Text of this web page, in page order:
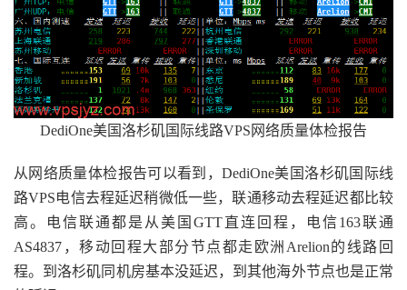
DediOne美国洛杉矶国际线路VPS网络质量体检报告
从网络质量体检报告可以看到，DediOne美国洛杉矶国际线
路VPS电信去程延迟稍微低一些，联通移动去程延迟都比较
高。电信联通都是从美国GTT直连回程，电信163联通
AS4837，移动回程大部分节点都走欧洲Arelion的线路回
程。到洛杉矶同机房基本没延迟，到其他海外节点也是正常